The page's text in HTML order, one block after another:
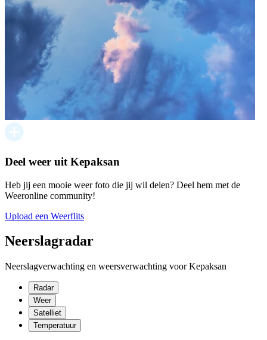
Deel weer uit Kepaksan
Heb jij een mooie weer foto die jij wil delen? Deel hem met de
Weeronline community!
Upload een Weerflits
Neerslagradar
Neerslagverwachting en weersverwachting voor Kepaksan
Radar
Weer
Satelliet
Temperatuur